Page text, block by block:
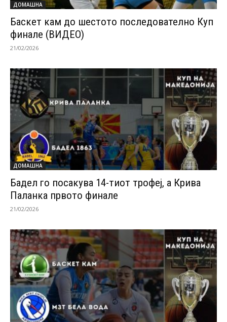
ДОМАШНА
Баскет кам до шестото последователно Куп
финале (ВИДЕО)
21/02/2026
ДОМАШНА
Бадел го посакува 14-тиот трофеј, а Крива
Паланка првото финале
21/02/2026